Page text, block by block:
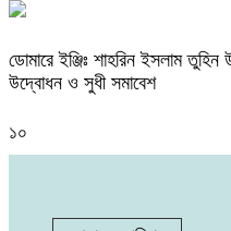
ডোমারে ইঞ্জিঃ শাহরিন ইসলাম
উদ্বোধন ও সুধী সমাবেশ
১০